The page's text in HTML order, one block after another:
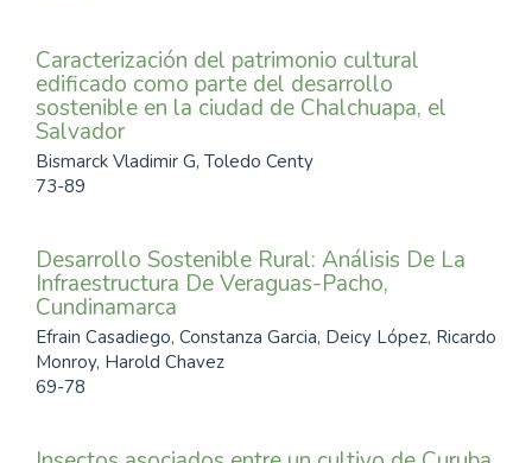
Caracterización del patrimonio cultural
edificado como parte del desarrollo
sostenible en la ciudad de Chalchuapa, el
Salvador
Bismarck Vladimir G, Toledo Centy
73-89
Desarrollo Sostenible Rural: Análisis De La
Infraestructura De Veraguas-Pacho,
Cundinamarca
Efrain Casadiego, Constanza Garcia, Deicy López, Ricardo
Monroy, Harold Chavez
69-78